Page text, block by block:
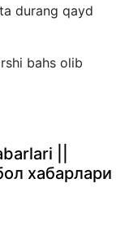
durang qayd
bahs olib
||
хабарлари